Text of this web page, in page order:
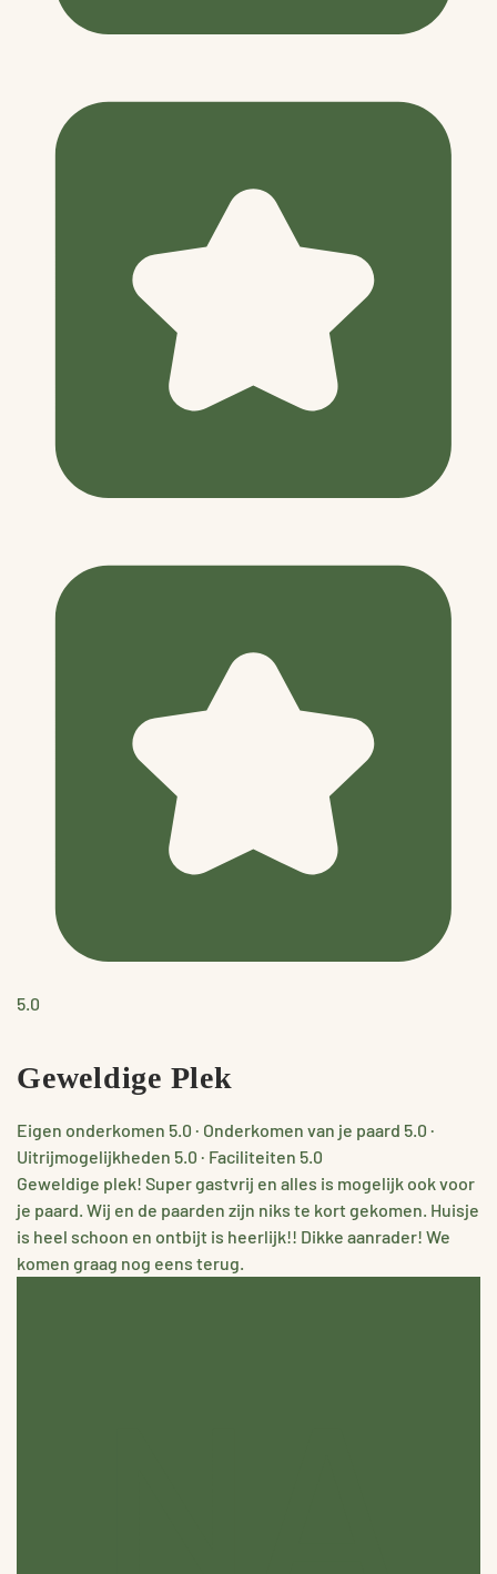
5.0
Geweldige Plek
Eigen onderkomen 5.0 · Onderkomen van je paard 5.0 ·
Uitrijmogelijkheden 5.0 · Faciliteiten 5.0
Geweldige plek! Super gastvrij en alles is mogelijk ook voor
je paard. Wij en de paarden zijn niks te kort gekomen. Huisje
is heel schoon en ontbijt is heerlijk!! Dikke aanrader! We
komen graag nog eens terug.